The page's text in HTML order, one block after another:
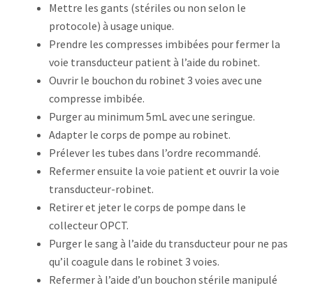
Mettre les gants (stériles ou non selon le
protocole) à usage unique.
Prendre les compresses imbibées pour fermer la
voie transducteur patient à l’aide du robinet.
Ouvrir le bouchon du robinet 3 voies avec une
compresse imbibée.
Purger au minimum 5mL avec une seringue.
Adapter le corps de pompe au robinet.
Prélever les tubes dans l’ordre recommandé.
Refermer ensuite la voie patient et ouvrir la voie
transducteur-robinet.
Retirer et jeter le corps de pompe dans le
collecteur OPCT.
Purger le sang à l’aide du transducteur pour ne pas
qu’il coagule dans le robinet 3 voies.
Refermer à l’aide d’un bouchon stérile manipulé